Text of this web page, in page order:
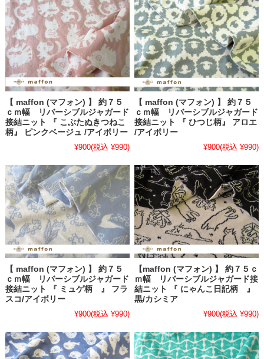
【 maffon (マフォン) 】 約７５
ｃｍ幅 リバーシブルジャガード
接結ニット 『 こぶたぬきつねこ
柄』 ピンクベージュ /アイボリー
¥900(税込 ¥990)
【 maffon (マフォン) 】 約７５
ｃｍ幅 リバーシブルジャガード
接結ニット 『 ひつじ柄』 アロエ
/アイボリー
¥900(税込 ¥990)
【 maffon (マフォン) 】 約７５
ｃｍ幅 リバーシブルジャガード
接結ニット 『 ミュゲ柄 』 フラ
スコ/アイボリー
¥900(税込 ¥990)
【maffon (マフォン) 】 約７５ｃ
ｍ幅 リバーシブルジャガード接
結ニット 『 にゃんこ日記柄 』
黒/カシミア
¥900(税込 ¥990)